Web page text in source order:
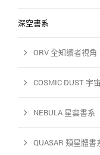
深空書系
ORV 全知讀者視角
COSMIC DUST 宇
NEBULA 星雲書系
QUASAR 類星體書